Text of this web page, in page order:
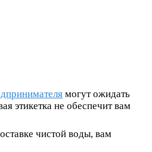
могут ожидать
этикетка не обеспечит вам
чистой воды, вам